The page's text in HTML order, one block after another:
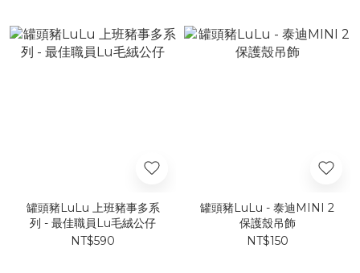
罐頭豬LuLu 上班豬事多系
列 - 最佳職員Lu毛絨公仔
NT$590
罐頭豬LuLu - 泰迪MINI 2
保護殼吊飾
NT$150